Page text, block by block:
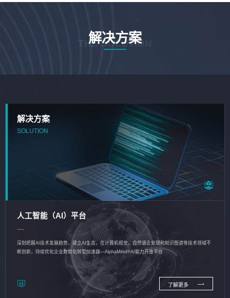
解决方案
THE SOLUTION
解决方案
SOLUTION
人工智能（AI）平台
深刻把握AI技术发展趋势，建立AI生态，在计算机视觉、自然语言处理和知识图谱等技术领域不
断创新，持续优化企业数智化转型加速器—AlphaMind®AI能力开放平台
了解更多